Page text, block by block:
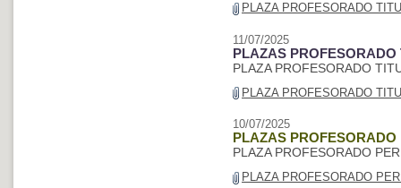
PLAZA PROFESORADO
11/07/2025
PLAZAS
PLAZA PROFESORADO
PLAZA PROFESORADO
10/07/2025
PLAZAS
PLAZA PROFESORADO
PLAZA PROFESORADO